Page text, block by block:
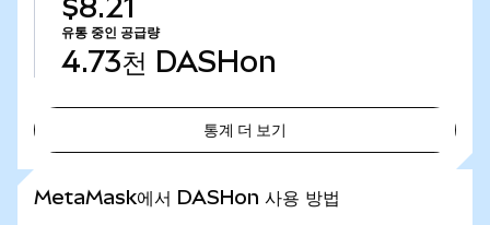
$8.21
유통 중인 공급량
4.73천 DASHon
통계 더 보기
MetaMask에서 DASHon 사용 방법